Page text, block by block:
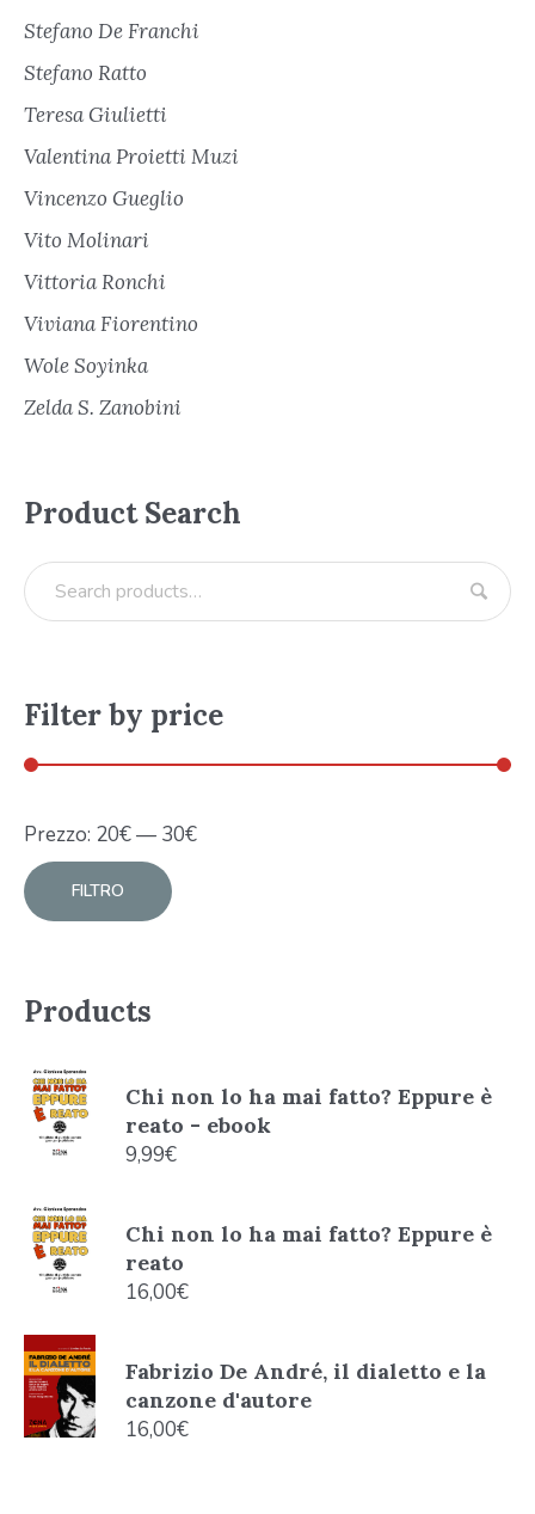
Stefano De Franchi
Stefano Ratto
Teresa Giulietti
Valentina Proietti Muzi
Vincenzo Gueglio
Vito Molinari
Vittoria Ronchi
Viviana Fiorentino
Wole Soyinka
Zelda S. Zanobini
Product Search
Filter by price
FILTRO
Prezzo: 20€— 30€
Products
Chi non lo ha mai fatto? Eppure è
reato - ebook
9,99€
Chi non lo ha mai fatto? Eppure è
reato
16,00€
Fabrizio De André, il dialetto e la
canzone d'autore
16,00€